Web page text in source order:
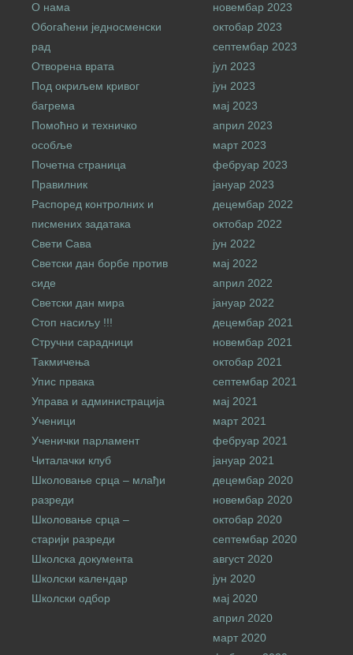
О нама
Обогаћени једносменски
рад
Отворена врата
Под окриљем кривог
багрема
Помоћно и техничко
особље
Почетна страница
Правилник
Распоред контролних и
писмених задатака
Свети Сава
Светски дан борбе против
сиде
Светски дан мира
Стоп насиљу !!!
Стручни сарадници
Такмичења
Упис првака
Управа и администрација
Ученици
Ученички парламент
Читалачки клуб
Школовање срца – млађи
разреди
Школовање срца –
старији разреди
Школска документа
Школски календар
Школски одбор
новембар 2023
октобар 2023
септембар 2023
јул 2023
јун 2023
мај 2023
април 2023
март 2023
фебруар 2023
јануар 2023
децембар 2022
октобар 2022
јун 2022
мај 2022
април 2022
јануар 2022
децембар 2021
новембар 2021
октобар 2021
септембар 2021
мај 2021
март 2021
фебруар 2021
јануар 2021
децембар 2020
новембар 2020
октобар 2020
септембар 2020
август 2020
јун 2020
мај 2020
април 2020
март 2020